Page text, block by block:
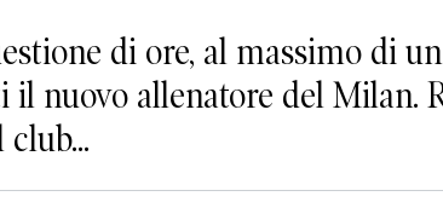
di ore, al massimo di
nuovo allenatore del Milan.
club...